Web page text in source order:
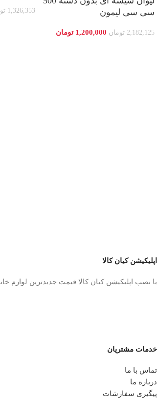
سی سی لیمون
2,182,125 تومان 1,200,000 تومان
1,326,353
اپلیکیشن کیان کالا
با نصب اپلیکیشن کیان کالا قیمت جدیدترین
خدمات مشتریان
تماس با ما
درباره ما
پیگیری سفارشات